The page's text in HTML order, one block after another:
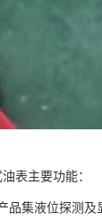
表主要功能：
品集液位探测